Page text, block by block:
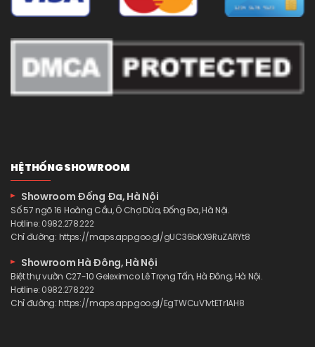
HỆ THỐNG SHOWROOM
Showroom Đống Đa, Hà Nội
Số 57 ngõ 16 Hoàng Cầu, Ô Chợ Dừa, Đống Đa, Hà Nội.
Hotline: 0982.278.222
Chỉ đường: https://maps.app.goo.gl/gUC36bKX9RuZARYt8
Showroom Hà Đông, Hà Nội
Biệt thự vườn C27-10 Geleximco Lê Trọng Tấn, Hà Đông, Hà Nội.
Hotline: 0982.278.222
Chỉ đường:https://maps.app.goo.gl/EgTWCuV1vtETr1AH8